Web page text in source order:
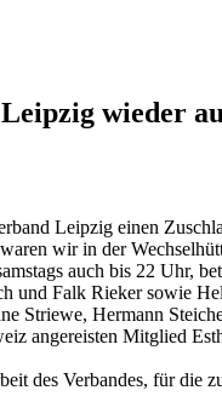
wieder
Leipzig einen
wir in der
auch bis 22 Uhr,
und Falk Rieker sowie
Striewe, Hermann
angereisten Mitglied
des Verbandes, für die